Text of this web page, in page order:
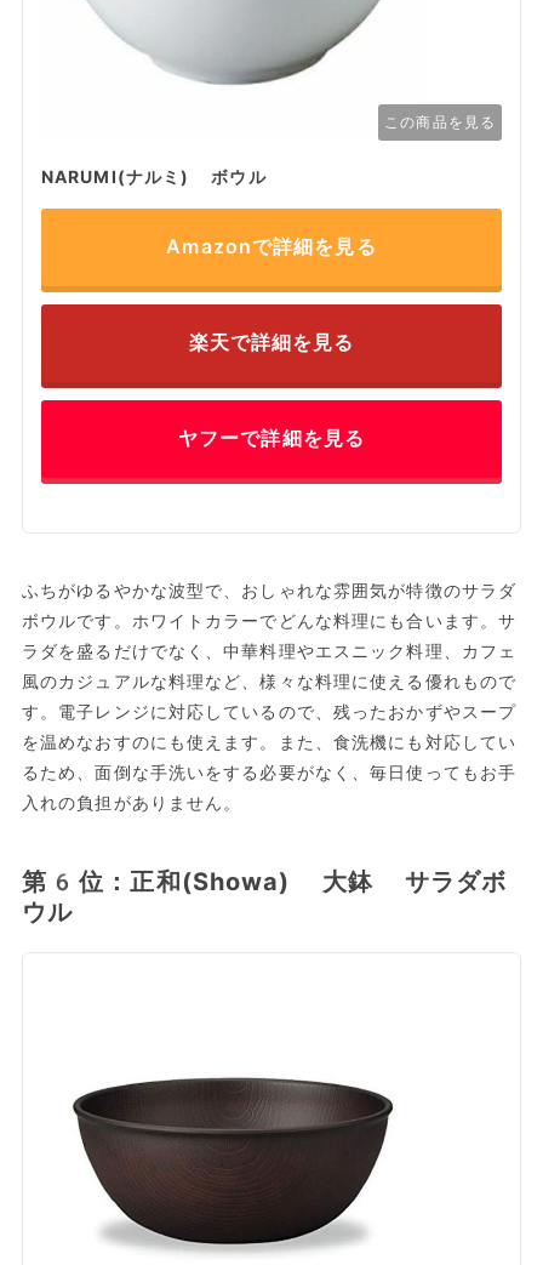
この商品を見る
NARUMI(ナルミ) ボウル
Amazonで詳細を見る
楽天で詳細を見る
ヤフーで詳細を見る
ふちがゆるやかな波型で、おしゃれな雰囲気が特徴のサラダ
ボウルです。ホワイトカラーでどんな料理にも合います。サ
ラダを盛るだけでなく、中華料理やエスニック料理、カフェ
風のカジュアルな料理など、様々な料理に使える優れもので
す。電子レンジに対応しているので、残ったおかずやスープ
を温めなおすのにも使えます。また、食洗機にも対応してい
るため、面倒な手洗いをする必要がなく、毎日使ってもお手
入れの負担がありません。
第6位：正和(Showa) 大鉢 サラダボ
ウル